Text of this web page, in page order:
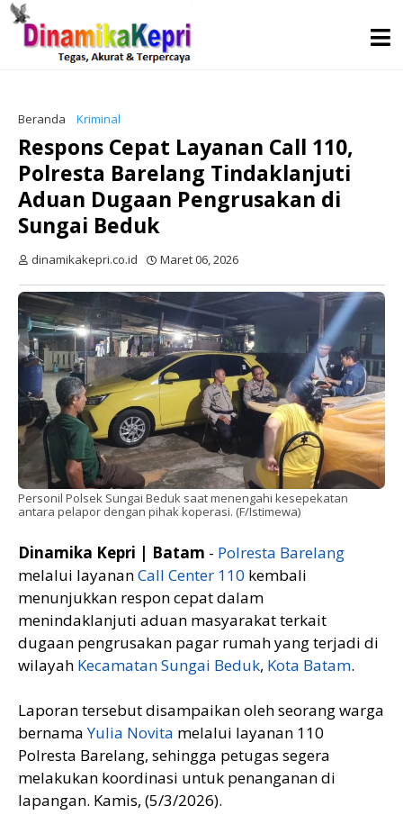
Beranda Kriminal
Respons Cepat Layanan Call 110,
Polresta Barelang Tindaklanjuti
Aduan Dugaan Pengrusakan di
Sungai Beduk
dinamikakepri.co.id Maret 06, 2026
Personil Polsek Sungai Beduk saat menengahi kesepekatan
antara pelapor dengan pihak koperasi. (F/Istimewa)
Dinamika Kepri | Batam - Polresta Barelang
melalui layananCall Center 110 kembali
menunjukkan respon cepat dalam
menindaklanjuti aduan masyarakat terkait
dugaan pengrusakan pagar rumah yang terjadi di
wilayah Kecamatan Sungai Beduk, Kota Batam.
Laporan tersebut disampaikan oleh seorang warga
bernamaYulia Novita melalui layanan 110
Polresta Barelang, sehingga petugas segera
melakukan koordinasi untuk penanganan di
lapangan. Kamis, (5/3/2026).